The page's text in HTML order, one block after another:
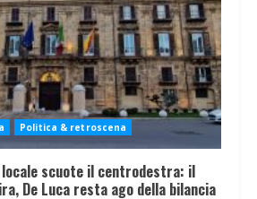
Politica & retroscena
scuote il centrodestra: il
De Luca resta ago della bilancia